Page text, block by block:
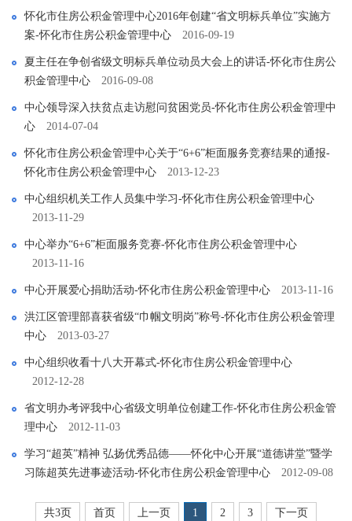
怀化市住房公积金管理中心2016年创建“省文明标兵单位”实施方
案-怀化市住房公积金管理中心
2016-09-19
夏主任在争创省级文明标兵单位动员大会上的讲话-怀化市住房公
积金管理中心
2016-09-08
中心领导深入扶贫点走访慰问贫困党员-怀化市住房公积金管理中
心
2014-07-04
怀化市住房公积金管理中心关于“6+6”柜面服务竞赛结果的通报-
怀化市住房公积金管理中心
2013-12-23
中心组织机关工作人员集中学习-怀化市住房公积金管理中心
2013-11-29
中心举办“6+6”柜面服务竞赛-怀化市住房公积金管理中心
2013-11-16
中心开展爱心捐助活动-怀化市住房公积金管理中心 2013-11-16
洪江区管理部喜获省级“巾帼文明岗”称号-怀化市住房公积金管理
中心
2013-03-27
中心组织收看十八大开幕式-怀化市住房公积金管理中心
2012-12-28
省文明办考评我中心省级文明单位创建工作-怀化市住房公积金管
理中心
2012-11-03
学习“超英”精神 弘扬优秀品德――怀化中心开展“道德讲堂”暨学
习陈超英先进事迹活动-怀化市住房公积金管理中心
2012-09-08
共3页 首页 上一页 1 2 3 下一页